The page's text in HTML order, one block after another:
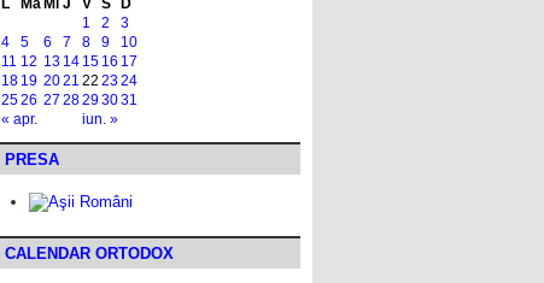
L
Ma Mi J V S D
« apr. iun. »
1 2
3
4
5 6 7 8 9
10
11 12 13 14 15 16 17
18 19 2021 22 2324
2526 27 28293031
PRESA
CALENDAR ORTODOX